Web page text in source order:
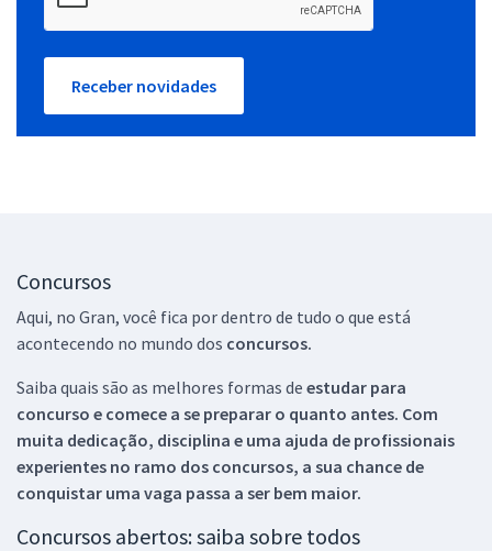
Receber novidades
Concursos
Aqui, no Gran, você fica por dentro de tudo o que está
acontecendo no mundo dos concursos.
Saiba quais são as melhores formas de estudar para
concurso e comece a se preparar o quanto antes. Com
muita dedicação, disciplina e uma ajuda de profissionais
experientes no ramo dos concursos, a sua chance de
conquistar uma vaga passa a ser bem maior.
Concursos abertos: saiba sobre todos